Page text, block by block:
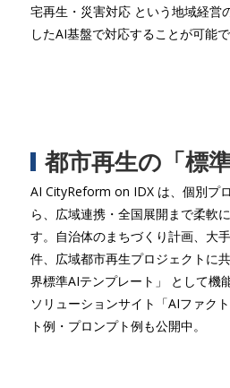
宅再生・災害対応 という地域経営
したAI基盤で対応することが可能で
都市再生の「標
AI CityReform on IDX は、個別プ
ら、広域連携・全国展開まで柔軟
す。自治体のまちづくり計画、大
件、広域都市再生プロジェクトに
界標準AIテンプレート」 として機
ソリューションサイト「AIファク
ト例・プロンプト例も公開中。